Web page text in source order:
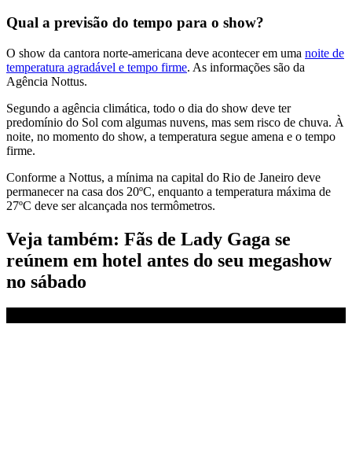
Qual a previsão do tempo para o show?
O show da cantora norte-americana deve acontecer em uma noite de
temperatura agradável e tempo firme. As informações são da
Agência Nottus.
Segundo a agência climática, todo o dia do show deve ter
predomínio do Sol com algumas nuvens, mas sem risco de chuva. À
noite, no momento do show, a temperatura segue amena e o tempo
firme.
Conforme a Nottus, a mínima na capital do Rio de Janeiro deve
permanecer na casa dos 20ºC, enquanto a temperatura máxima de
27ºC deve ser alcançada nos termômetros.
Veja também: Fãs de Lady Gaga se
reúnem em hotel antes do seu megashow
no sábado